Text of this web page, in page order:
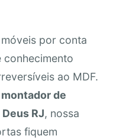
por conta
conhecimento
ao MDF.
montador de
RJ, nossa
fiquem